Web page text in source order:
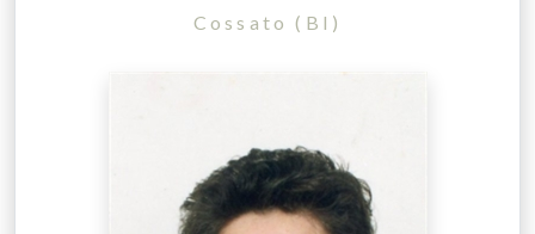
Cossato (BI)